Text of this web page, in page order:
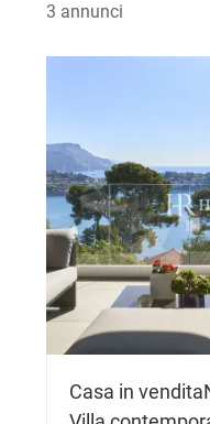
3 annunci
Casa in vendita